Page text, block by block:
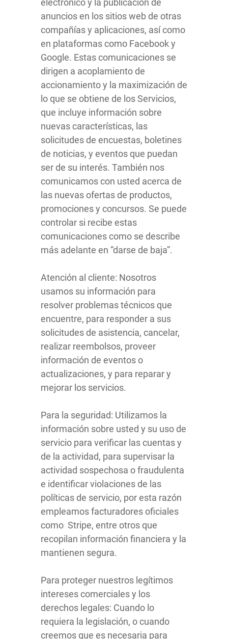
anuncios en los sitios web de otras
compañías y aplicaciones, así como
en plataformas como Facebook y
Google. Estas comunicaciones se
dirigen a acoplamiento de
accionamiento y la maximización de
lo que se obtiene de los Servicios,
que incluye información sobre
nuevas características, las
solicitudes de encuestas, boletines
de noticias, y eventos que puedan
ser de su interés. También nos
comunicamos con usted acerca de
las nuevas ofertas de productos,
promociones y concursos. Se puede
controlar si recibe estas
comunicaciones como se describe
más adelante en “darse de baja”.
Atención al cliente: Nosotros
usamos su información para
resolver problemas técnicos que
encuentre, para responder a sus
solicitudes de asistencia, cancelar,
realizar reembolsos, proveer
información de eventos o
actualizaciones, y para reparar y
mejorar los servicios.
Para la seguridad: Utilizamos la
información sobre usted y su uso de
servicio para verificar las cuentas y
de la actividad, para supervisar la
actividad sospechosa o fraudulenta
e identificar violaciones de las
políticas de servicio, por esta razón
empleamos facturadores oficiales
como Stripe, entre otros que
recopilan información financiera y la
mantienen segura.
Para proteger nuestros legítimos
intereses comerciales y los
derechos legales: Cuando lo
requiera la legislación, o cuando
creemos que es necesaria para